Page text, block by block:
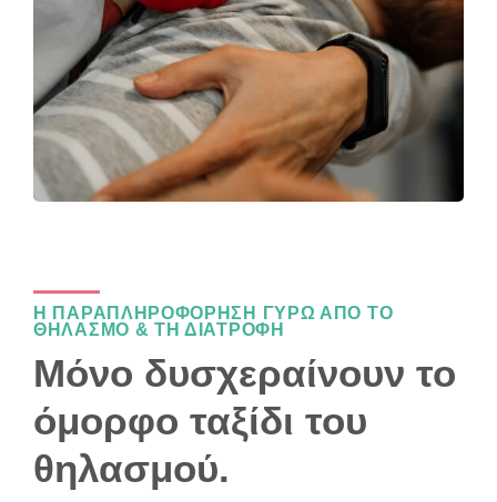
Η ΠΑΡΑΠΛΗΡΟΦΟΡΗΣΗ ΓΥΡΩ ΑΠΟ ΤΟ
ΘΗΛΑΣΜΟ & ΤΗ ΔΙΑΤΡΟΦΗ
Μόνο δυσχεραίνουν το
όμορφο ταξίδι του
θηλασμού.